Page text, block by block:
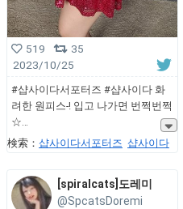
519
35
2023/10/25
#샵사이다서포터즈 #샵사이다 화
려한 원피스-! 입고 나가면 번쩍번쩍
☆
検索： 샵사이다서포터즈 샵사이다
[spiralcats]도레미
@SpcatsDoremi